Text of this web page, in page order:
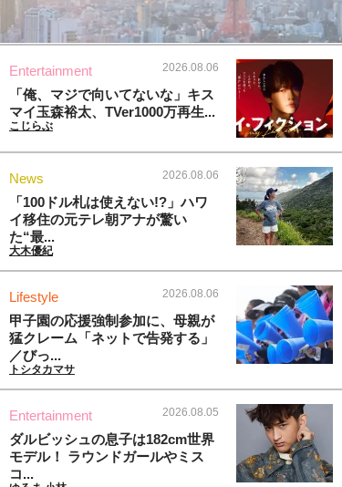
Entertainment 2026.08.06
「俺、マジで向いてないな」キス
マイ玉森裕太、TVer1000万再生...
こじらぶ
News 2026.08.06
「100ドル札は使えない!?」ハワ
イ移住の元テレ朝アナが驚い
た“最...
大木優紀
Lifestyle 2026.08.06
甲子園の応援強制参加に、母親が
猛クレーム「ネットで告発する」
／びっ...
トシタカマサ
Entertainment 2026.08.05
ダルビッシュの息子は182cm世界
モデル！ ラウンドガールやミス
コ...